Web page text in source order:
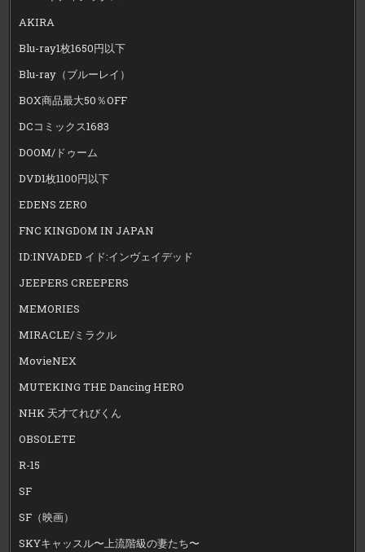
AKIRA
Blu-ray1枚1650円以下
Blu-ray（ブルーレイ）
BOX商品最大50％OFF
DCコミックス1683
DOOM/ドゥーム
DVD1枚1100円以下
EDENS ZERO
FNC KINGDOM IN JAPAN
ID:INVADED イド:インヴェイデッド
JEEPERS CREEPERS
MEMORIES
MIRACLE/ミラクル
MovieNEX
MUTEKING THE Dancing HERO
NHK 天才てれびくん
OBSOLETE
R-15
SF
SF（映画）
SKYキャッスル〜上流階級の妻たち〜